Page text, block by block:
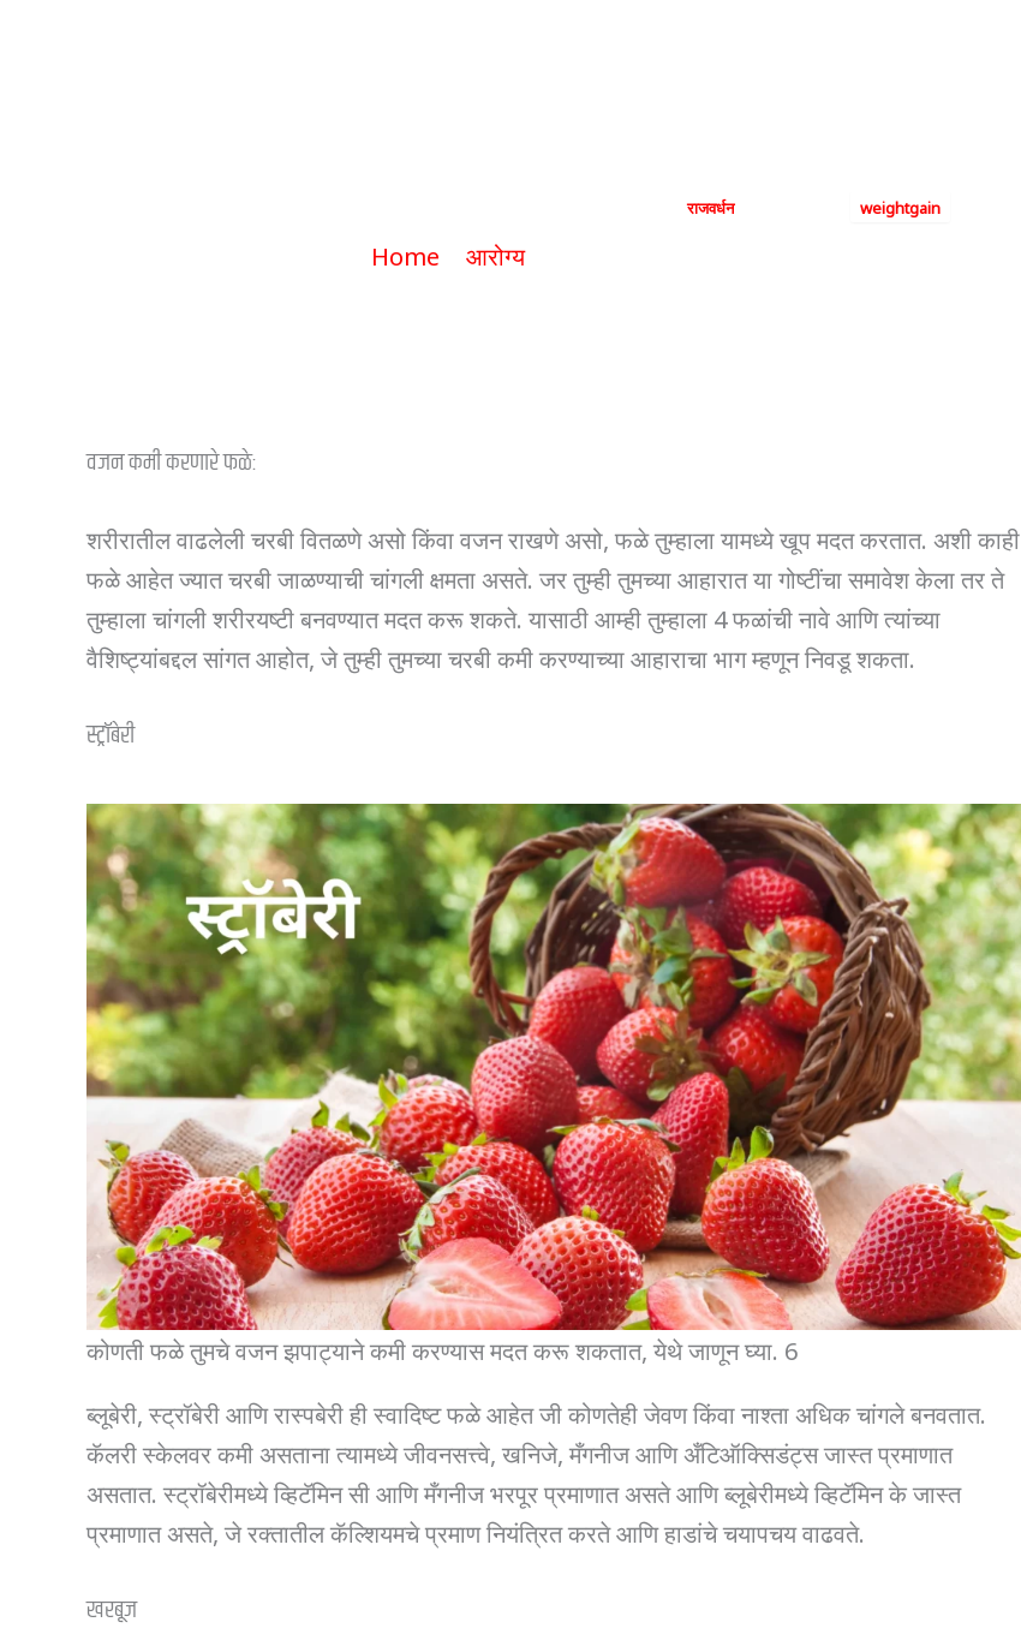
Byराजवर्धन weightgain
Home आरोग्य
वजन कमी करणारे फळे:
शरीरातील वाढलेली चरबी वितळणे असो किंवा वजन राखणे असो, फळे तुम्हाला यामध्ये खूप मदत करतात. अशी काही
फळे आहेत ज्यात चरबी जाळण्याची चांगली क्षमता असते. जर तुम्ही तुमच्या आहारात या गोष्टींचा समावेश केला तर ते
तुम्हाला चांगली शरीरयष्टी बनवण्यात मदत करू शकते. यासाठी आम्ही तुम्हाला 4 फळांची नावे आणि त्यांच्या
वैशिष्ट्यांबद्दल सांगत आहोत, जे तुम्ही तुमच्या चरबी कमी करण्याच्या आहाराचा भाग म्हणून निवडू शकता.
स्ट्रॉबेरी
कोणती फळे तुमचे वजन झपाट्याने कमी करण्यास मदत करू शकतात, येथे जाणून घ्या. 6
ब्लूबेरी, स्ट्रॉबेरी आणि रास्पबेरी ही स्वादिष्ट फळे आहेत जी कोणतेही जेवण किंवा नाश्ता अधिक चांगले बनवतात.
कॅलरी स्केलवर कमी असताना त्यामध्ये जीवनसत्त्वे, खनिजे, मँगनीज आणि अँटिऑक्सिडंट्स जास्त प्रमाणात
असतात. स्ट्रॉबेरीमध्ये व्हिटॅमिन सी आणि मँगनीज भरपूर प्रमाणात असते आणि ब्लूबेरीमध्ये व्हिटॅमिन के जास्त
प्रमाणात असते, जे रक्तातील कॅल्शियमचे प्रमाण नियंत्रित करते आणि हाडांचे चयापचय वाढवते.
खरबूज